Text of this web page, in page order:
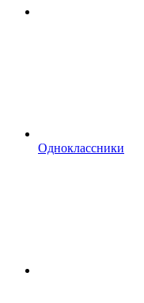
Одноклассники